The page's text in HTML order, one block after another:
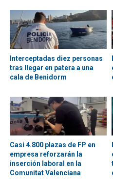
Interceptadas diez personas
tras llegar en patera a una
cala de Benidorm
Casi 4.800 plazas de FP en
empresa reforzarán la
inserción laboral en la
Comunitat Valenciana